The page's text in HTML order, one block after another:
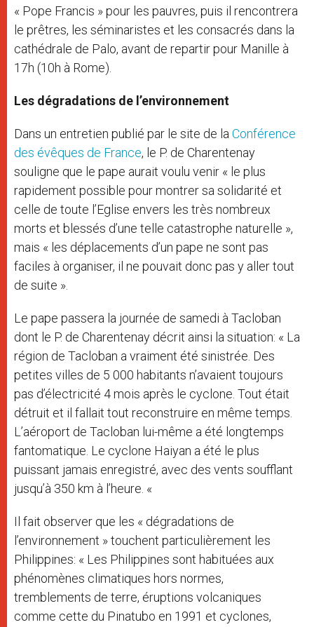
« Pope Francis » pour les pauvres, puis il rencontrera
le prêtres, les séminaristes et les consacrés dans la
cathédrale de Palo, avant de repartir pour Manille à
17h (10h à Rome).
Les dégradations de l’environnement
Dans un entretien publié par le site de la Conférence
des évêques de France, le P. de Charentenay
souligne que le pape aurait voulu venir « le plus
rapidement possible pour montrer sa solidarité et
celle de toute l’Eglise envers les très nombreux
morts et blessés d’une telle catastrophe naturelle »,
mais « les déplacements d’un pape ne sont pas
faciles à organiser, il ne pouvait donc pas y aller tout
de suite ».
Le pape passera la journée de samedi à Tacloban
dont le P. de Charentenay décrit ainsi la situation: « La
région de Tacloban a vraiment été sinistrée. Des
petites villes de 5 000 habitants n’avaient toujours
pas d’électricité 4 mois après le cyclone. Tout était
détruit et il fallait tout reconstruire en même temps.
L’aéroport de Tacloban lui-même a été longtemps
fantomatique. Le cyclone Haiyan a été le plus
puissant jamais enregistré, avec des vents soufflant
jusqu’à 350 km à l’heure. «
Il fait observer que les « dégradations de
l’environnement » touchent particulièrement les
Philippines: « Les Philippines sont habituées aux
phénomènes climatiques hors normes,
tremblements de terre, éruptions volcaniques
comme cette du Pinatubo en 1991 et cyclones,